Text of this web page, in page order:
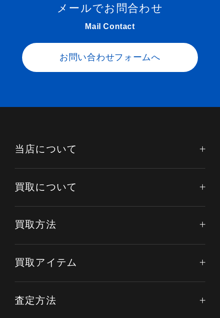
メールでお問合わせ
Mail Contact
お問い合わせフォームへ
当店について
買取について
買取方法
買取アイテム
査定方法